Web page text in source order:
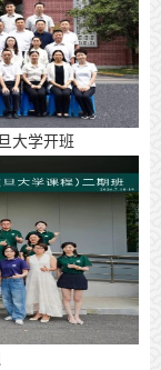
大学开班